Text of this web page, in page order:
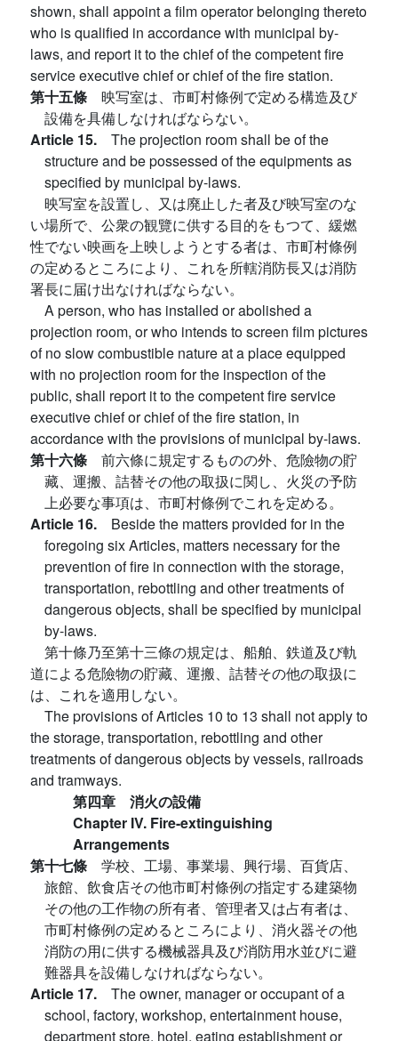
shown, shall appoint a film operator belonging thereto
who is qualified in accordance with municipal by-
laws, and report it to the chief of the competent fire
service executive chief or chief of the fire station.
第十五條 映写室は、市町村條例で定める構造及び
設備を具備しなければならない。
Article 15. The projection room shall be of the
structure and be possessed of the equipments as
specified by municipal by-laws.
映写室を設置し、又は廃止した者及び映写室のな
い場所で、公衆の観覽に供する目的をもつて、緩燃
性でない映画を上映しようとする者は、市町村條例
の定めるところにより、これを所轄消防長又は消防
署長に届け出なければならない。
A person, who has installed or abolished a
projection room, or who intends to screen film pictures
of no slow combustible nature at a place equipped
with no projection room for the inspection of the
public, shall report it to the competent fire service
executive chief or chief of the fire station, in
accordance with the provisions of municipal by-laws.
第十六條 前六條に規定するものの外、危險物の貯
藏、運搬、詰替その他の取扱に関し、火災の予防
上必要な事項は、市町村條例でこれを定める。
Article 16. Beside the matters provided for in the
foregoing six Articles, matters necessary for the
prevention of fire in connection with the storage,
transportation, rebottling and other treatments of
dangerous objects, shall be specified by municipal
by-laws.
第十條乃至第十三條の規定は、船舶、鉄道及び軌
道による危險物の貯藏、運搬、詰替その他の取扱に
は、これを適用しない。
The provisions of Articles 10 to 13 shall not apply to
the storage, transportation, rebottling and other
treatments of dangerous objects by vessels, railroads
and tramways.
第四章 消火の設備
Chapter IV. Fire-extinguishing
Arrangements
第十七條 学校、工場、事業場、興行場、百貨店、
旅館、飲食店その他市町村條例の指定する建築物
その他の工作物の所有者、管理者又は占有者は、
市町村條例の定めるところにより、消火器その他
消防の用に供する機械器具及び消防用水並びに避
難器具を設備しなければならない。
Article 17. The owner, manager or occupant of a
school, factory, workshop, entertainment house,
department store, hotel, eating establishment or